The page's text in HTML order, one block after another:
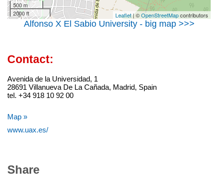
500 m
2000 ft
Leaflet| ©OpenStreetMapcontributors
Alfonso X El Sabio University - big map >>>
Contact:
Avenida de la Universidad, 1
28691 Villanueva De La Cañada, Madrid, Spain
tel. +34 918 10 92 00
Map »
www.uax.es/
Share